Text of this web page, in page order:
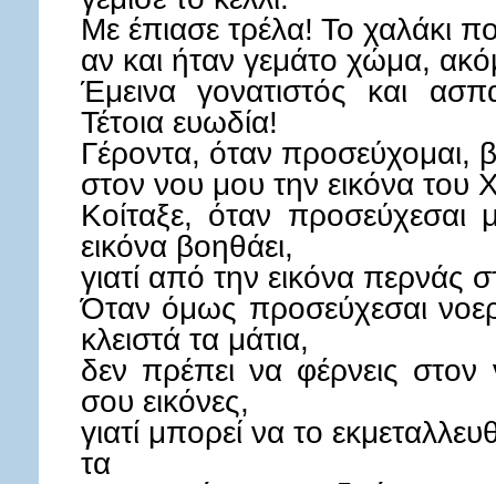
Με έπιασε τρέλα! Το χαλάκι
αν και ήταν γεμάτο χώμα,
Έμεινα γονατιστός και
Τέτοια ευωδία!
Γέροντα, όταν προσεύχομαι,
στον νου μου την εικόνα του
Κοίταξε, όταν
εικόνα βοηθάει,
γιατί από την εικόνα περνάς
Όταν όμως προσεύχεσαι
κλειστά τα μάτια,
δεν πρέπει να φέρνεις
σου εικόνες,
γιατί μπορεί να το
τα